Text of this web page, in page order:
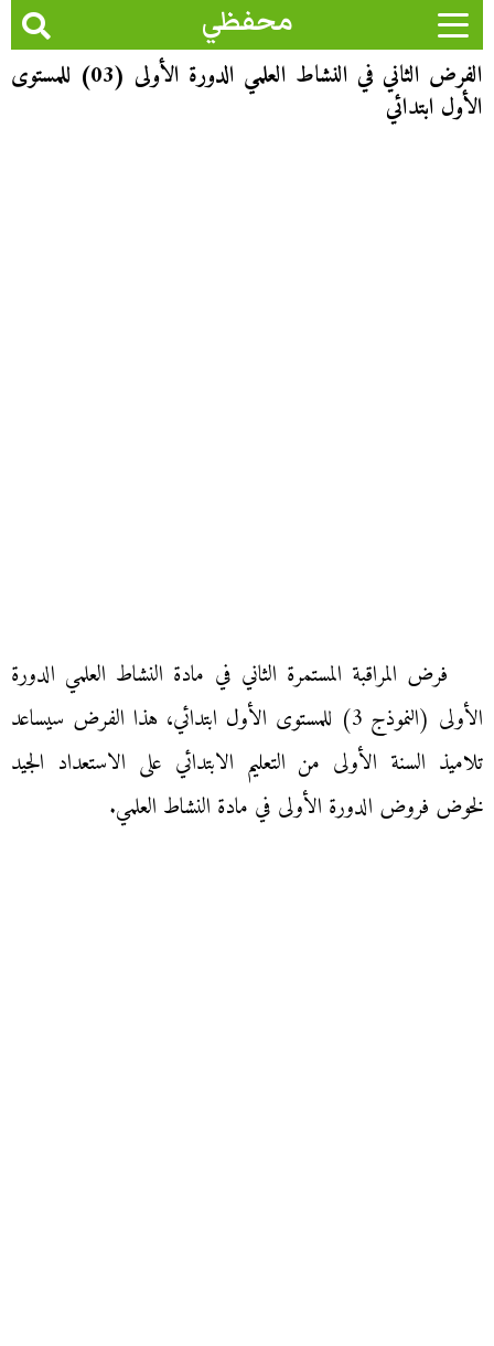
محفظي
الفرض الثاني في النشاط العلمي الدورة الأولى (03) للمستوى
الأول ابتدائي
فرض المراقبة المستمرة الثاني في مادة النشاط العلمي الدورة
الأولى (النموذج 3) للمستوى الأول ابتدائي، هذا الفرض سيساعد
تلاميذ السنة الأولى من التعليم الابتدائي على الاستعداد الجيد
لخوض فروض الدورة الأولى في مادة النشاط العلمي.